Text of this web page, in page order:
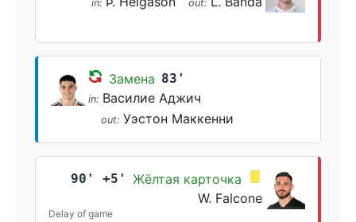
in: out:
Замена 83'
in: Василие Аджич
out: Уэстон Маккенни
90' +5'
Жёлтая карточка
W. Falcone
Delay of game